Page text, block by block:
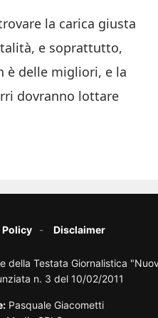
la carica giusta
e soprattutto,
è delle migliori, e la
dovranno lottare
Policy Disclaimer
della Testata Giornalistica
n. 3 del 10/02/2011
Pasquale Giacometti